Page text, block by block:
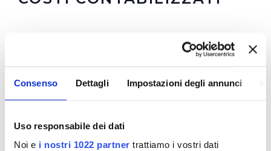
Consenso Dettagli Impostazioni degli annunci
Uso responsabile dei dati
Noi e i nostri 1022 partner trattiamo i vostri dati
Si tenga presente che per ogni processo il costo medio deriva
dal rapporto tra il costo di processo e il dato quantitativo che
produzione
gestita
fognatura: costo fognatura/km di rete fognaria gestita